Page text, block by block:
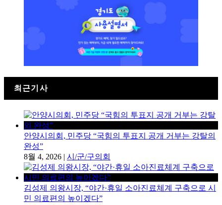
최근기사
안양시의회, 민주당 “국힘의 투표지 공개 거부는 강탈의
완성”
8월 4, 2026 | 시/군/구의회
김성제 의왕시장, “야간·휴일 소아진료체계 구축으로 시
민 의료편의 높이겠다”